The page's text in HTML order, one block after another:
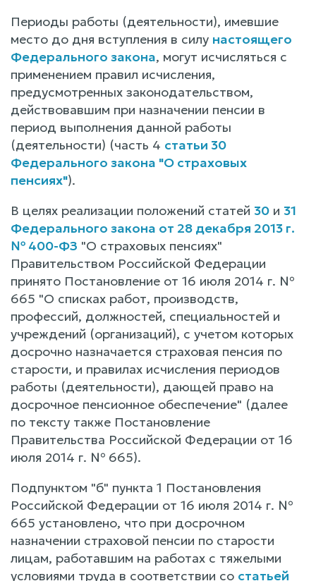
Периоды работы (деятельности), имевшие
место до дня вступления в силу настоящего
Федерального закона, могут исчисляться с
применением правил исчисления,
предусмотренных законодательством,
действовавшим при назначении пенсии в
период выполнения данной работы
(деятельности) (часть 4 статьи 30
Федерального закона "О страховых
пенсиях").
В целях реализации положений статей 30 и 31
Федерального закона от 28 декабря 2013 г.
№ 400-ФЗ "О страховых пенсиях"
Правительством Российской Федерации
принято Постановление от 16 июля 2014 г. №
665 "О списках работ, производств,
профессий, должностей, специальностей и
учреждений (организаций), с учетом которых
досрочно назначается страховая пенсия по
старости, и правилах исчисления периодов
работы (деятельности), дающей право на
досрочное пенсионное обеспечение" (далее
по тексту также Постановление
Правительства Российской Федерации от 16
июля 2014 г. № 665).
Подпунктом "б" пункта 1 Постановления
Российской Федерации от 16 июля 2014 г. №
665 установлено, что при досрочном
назначении страховой пенсии по старости
лицам, работавшим на работах с тяжелыми
условиями труда в соответствии со статьей